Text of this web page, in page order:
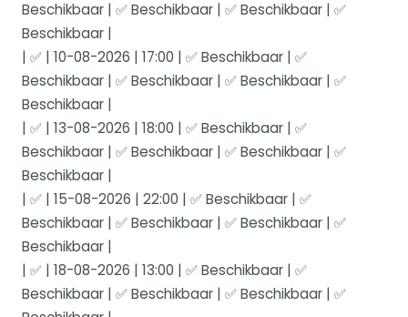
Beschikbaar | ✅ Beschikbaar | ✅ Beschikbaar | ✅
Beschikbaar |
| ✅ | 10-08-2026 | 17:00 | ✅ Beschikbaar | ✅
Beschikbaar | ✅ Beschikbaar | ✅ Beschikbaar | ✅
Beschikbaar |
| ✅ | 13-08-2026 | 18:00 | ✅ Beschikbaar | ✅
Beschikbaar | ✅ Beschikbaar | ✅ Beschikbaar | ✅
Beschikbaar |
| ✅ | 15-08-2026 | 22:00 | ✅ Beschikbaar | ✅
Beschikbaar | ✅ Beschikbaar | ✅ Beschikbaar | ✅
Beschikbaar |
| ✅ | 18-08-2026 | 13:00 | ✅ Beschikbaar | ✅
Beschikbaar | ✅ Beschikbaar | ✅ Beschikbaar | ✅